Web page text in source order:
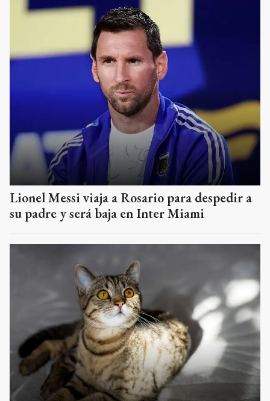
Lionel Messi viaja a Rosario para despedir a
su padre y será baja en Inter Miami